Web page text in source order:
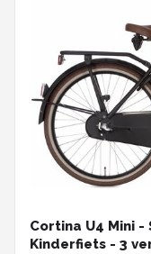
Cortina U4 Mini
Kinderfiets - 3